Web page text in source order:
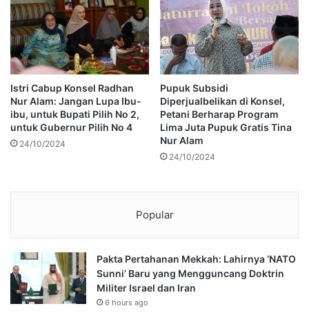
Istri Cabup Konsel Radhan
Nur Alam: Jangan Lupa Ibu-
ibu, untuk Bupati Pilih No 2,
untuk Gubernur Pilih No 4
24/10/2024
Pupuk Subsidi
Diperjualbelikan di Konsel,
Petani Berharap Program
Lima Juta Pupuk Gratis Tina
Nur Alam
24/10/2024
Popular
Pakta Pertahanan Mekkah: Lahirnya ‘NATO
Sunni’ Baru yang Mengguncang Doktrin
Militer Israel dan Iran
6 hours ago